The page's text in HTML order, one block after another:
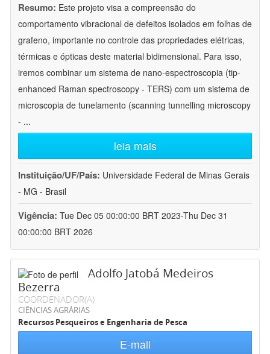
Resumo: Este projeto visa a compreensão do
comportamento vibracional de defeitos isolados em folhas de
grafeno, importante no controle das propriedades elétricas,
térmicas e ópticas deste material bidimensional. Para isso,
iremos combinar um sistema de nano-espectroscopia (tip-
enhanced Raman spectroscopy - TERS) com um sistema de
microscopia de tunelamento (scanning tunnelling microscopy
- ...
leia mais
Instituição/UF/País: Universidade Federal de Minas Gerais
- MG - Brasil
Vigência: Tue Dec 05 00:00:00 BRT 2023-Thu Dec 31
00:00:00 BRT 2026
Adolfo Jatobá Medeiros
Bezerra
COORDENADOR(A)
CIÊNCIAS AGRÁRIAS
Recursos Pesqueiros e Engenharia de Pesca
E-mail